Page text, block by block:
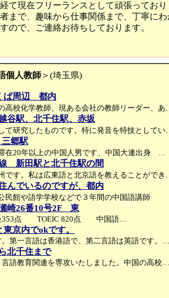
て現在フリーランスとして頑張ってお
まで、趣味から仕事関係まで、丁寧に
ので、ご連絡お待ちしております。
個人教師＞(埼玉県)
周辺 都内
高校化学教師、現ある会社の教師リーダー、
谷駅、北千住駅、赤坂
て研究したものです。特に発音を特技として
郷駅
在20年以上の中国人男です、中国大連出身 …
新田駅と北千住駅の間
です。私は広東語と北京語を教えることがで
でいるのですが、都内
民館や語学学校などで３年間の中国語講師
崎26番10号2F 東
級353点 TOEIC 820点 中国語…
内でokです。
第一言語は香港語で、第二言語は英語です。…
北千住まで
言語教育関連を専攻いたしました。中国の高校…